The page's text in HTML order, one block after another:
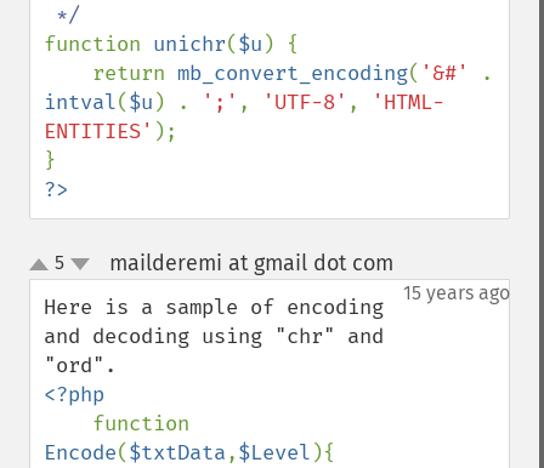
function unichr($u ) {
    return
mb_convert_encoding( '&#'
intval($u ) . ';' , 'UTF-8' ,
'HTML-
ENTITIES' );
?>
up
down
5 mailderemi at gmail dot com
15 years ago
Here is a sample of encoding
and decoding using "chr" and
<?php
Encode($txtData,$Level ){